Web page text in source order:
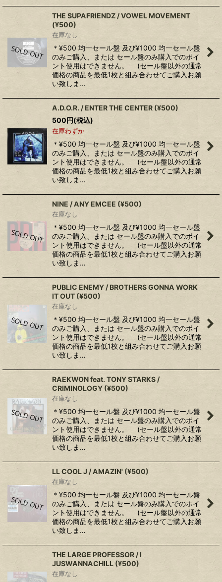
THE SUPAFRIENDZ / VOWEL MOVEMENT
(¥500)
在庫なし
＊¥500 均一セール盤 及び¥1000 均一セール盤
のみご購入、または セール盤のみ購入でのポイ
ント使用はできません。 (セール盤以外の通常
価格の商品を最低1枚と組み合わせてご購入お願
い致しま…
A.D.O.R. / ENTER THE CENTER (¥500)
500円(税込)
在庫わずか
＊¥500 均一セール盤 及び¥1000 均一セール盤
のみご購入、または セール盤のみ購入でのポイ
ント使用はできません。 (セール盤以外の通常
価格の商品を最低1枚と組み合わせてご購入お願
い致しま…
NINE / ANY EMCEE (¥500)
在庫なし
＊¥500 均一セール盤 及び¥1000 均一セール盤
のみご購入、または セール盤のみ購入でのポイ
ント使用はできません。 (セール盤以外の通常
価格の商品を最低1枚と組み合わせてご購入お願
い致しま…
PUBLIC ENEMY / BROTHERS GONNA WORK
IT OUT (¥500)
在庫なし
＊¥500 均一セール盤 及び¥1000 均一セール盤
のみご購入、または セール盤のみ購入でのポイ
ント使用はできません。 (セール盤以外の通常
価格の商品を最低1枚と組み合わせてご購入お願
い致しま…
RAEKWON feat. TONY STARKS /
CRIMINOLOGY (¥500)
在庫なし
＊¥500 均一セール盤 及び¥1000 均一セール盤
のみご購入、または セール盤のみ購入でのポイ
ント使用はできません。 (セール盤以外の通常
価格の商品を最低1枚と組み合わせてご購入お願
い致しま…
LL COOL J / AMAZIN' (¥500)
在庫なし
＊¥500 均一セール盤 及び¥1000 均一セール盤
のみご購入、または セール盤のみ購入でのポイ
ント使用はできません。 (セール盤以外の通常
価格の商品を最低1枚と組み合わせてご購入お願
い致しま…
THE LARGE PROFESSOR / I
JUSWANNACHILL (¥500)
在庫なし